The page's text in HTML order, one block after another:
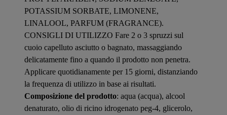
POTASSIUM SORBATE, LIMONENE,
LINALOOL, PARFUM (FRAGRANCE).
CONSIGLI DI UTILIZZO Fare 2 o 3 spruzzi sul
cuoio capelluto asciutto o bagnato, massaggiando
delicatamente fino a quando il prodotto non penetra.
Applicare quotidianamente per 15 giorni, distanziando
la frequenza di utilizzo in base ai risultati.
Composizione del prodotto: aqua (acqua), alcool
denaturato, olio di ricino idrogenato peg-4, glicerolo,